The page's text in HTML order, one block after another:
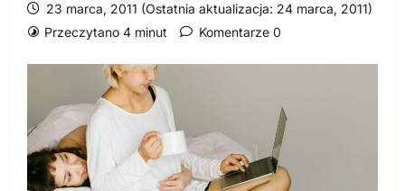
23 marca, 2011 (Ostatnia aktualizacja: 24 marca, 2011)
Przeczytano 4 minut
Komentarze 0